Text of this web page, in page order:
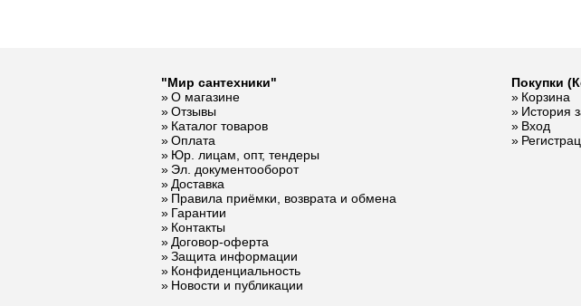
"Мир сантехники"
О магазине
Отзывы
Каталог товаров
Оплата
Юр. лицам, опт, тендеры
Эл. документооборот
Доставка
Правила приёмки, возврата и обмена
Гарантии
Контакты
Договор-оферта
Защита информации
Конфиденциальность
Новости и публикации
Покупки
Корзина
История
Вход